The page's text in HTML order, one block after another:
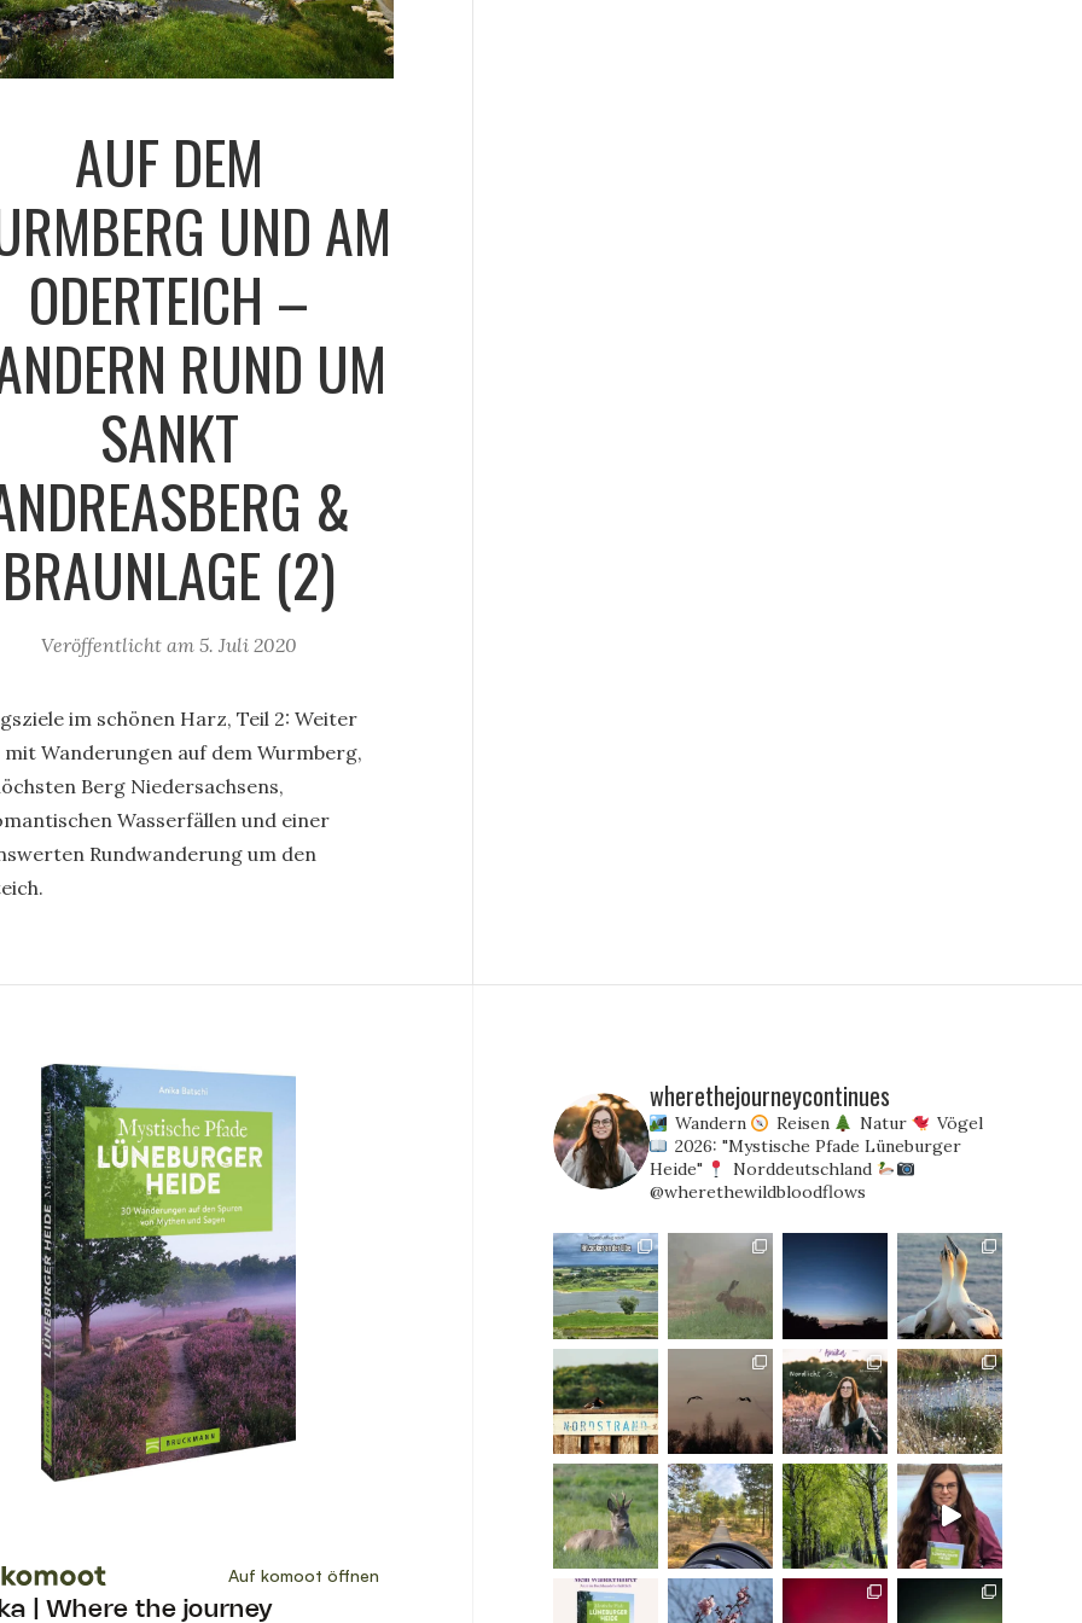
AUF DEM
UND AM
ODERTEICH –
RUND UM
SANKT
&
BRAUNLAGE (2)
Veröffentlicht am 5. Juli 2020
im schönen Harz, Teil 2: Weiter
mit Wanderungen auf dem Wurmberg,
Berg Niedersachsens,
Wasserfällen und einer
Rundwanderung um den
wherethejourneycontinues
Wandern Reisen Natur
Vögel
2026: "Mystische Pfade Lüneburger
Heide"
Norddeutschland
@wherethewildbloodflows